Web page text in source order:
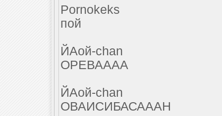
Pornokeks
пой
ЙАой-chan
ОРЕВАААА
ЙАой-chan
ОВАИСИБАСАААН